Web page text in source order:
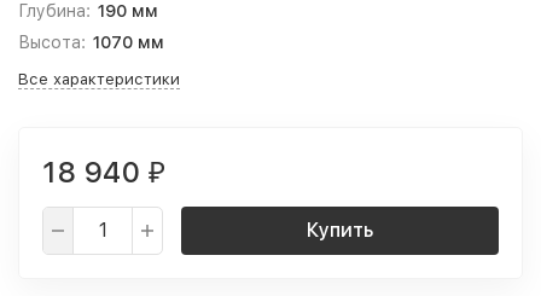
Глубина: 190 мм
Высота: 1070 мм
Все характеристики
18 940 ₽
Купить